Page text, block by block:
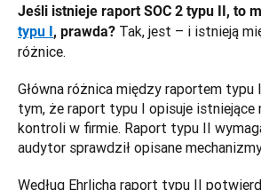
Jeśli istnieje raport SOC 2 typu II, to
typu I, prawda? Tak, jest – i istnieją
różnice.
Główna różnica między raportem typu
tym, że raport typu I opisuje istniejące
kontroli w firmie. Raport typu II
audytor sprawdził opisane
Według Ehrlicha raport typu II